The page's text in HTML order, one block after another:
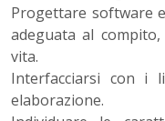
Progettare software
adeguata al
vita.
Interfacciarsi con i
elaborazione.